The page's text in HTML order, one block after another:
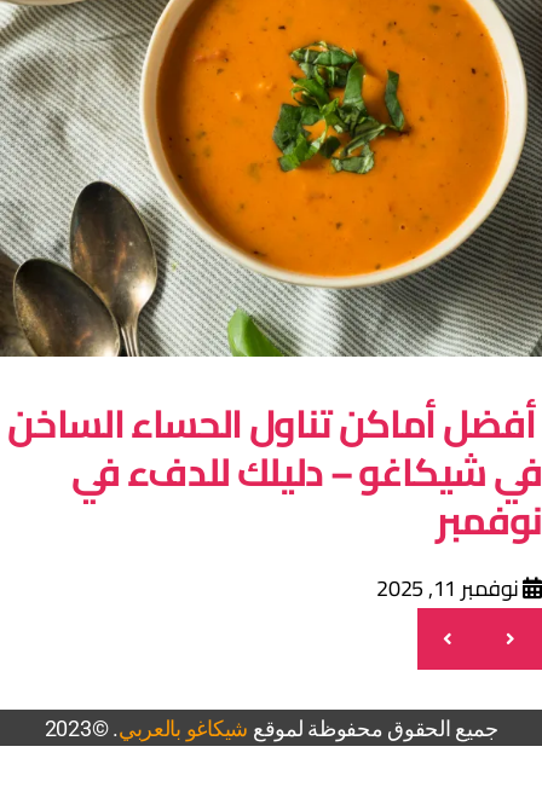
أماكن تناول الحساء الساخن
شيكاغو – دليلك للدفء في
نوفمبر 11, 2025
جميع الحقوق محفوظة لموقع شيكاغو بالعربي. ©2023